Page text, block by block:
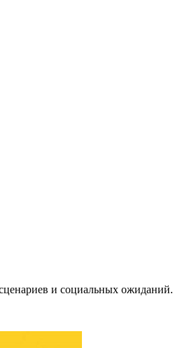
и социальных ожиданий.